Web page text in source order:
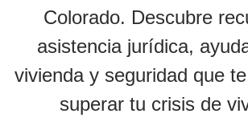
Colorado. Descubre
asistencia jurídica,
vivienda y seguridad que
superar tu crisis de